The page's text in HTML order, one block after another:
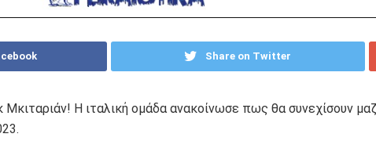
Share on Twitter
Η ιταλική ομάδα ανακοίνωσε πως θα συνεχίσουν